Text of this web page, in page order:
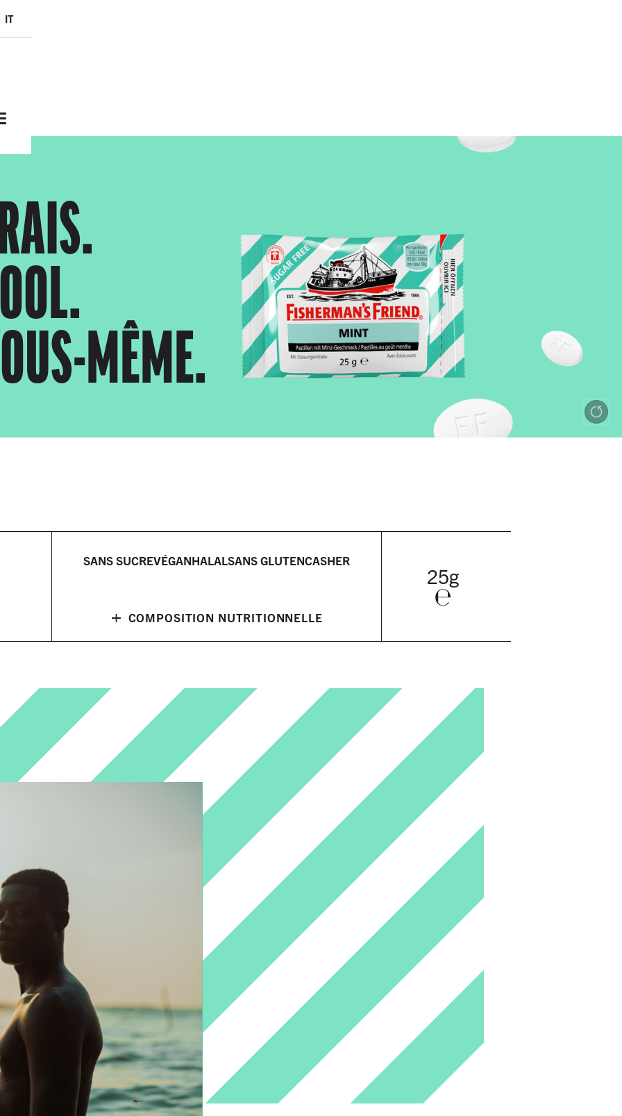
it
MÊME.
SANS SUCREVÉGANHALALSANS GLUTENCASHER
+ COMPOSITION NUTRITIONNELLE
25g
℮